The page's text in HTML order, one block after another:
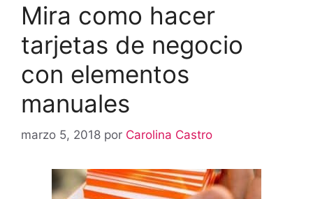
Mira como hacer
tarjetas de negocio
con elementos
manuales
marzo 5, 2018 por Carolina Castro